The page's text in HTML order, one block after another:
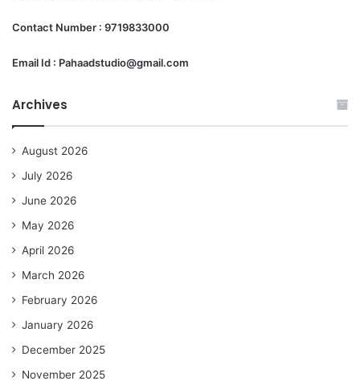
Contact Number : 9719833000
Email Id : Pahaadstudio@gmail.com
Archives
August 2026
July 2026
June 2026
May 2026
April 2026
March 2026
February 2026
January 2026
December 2025
November 2025